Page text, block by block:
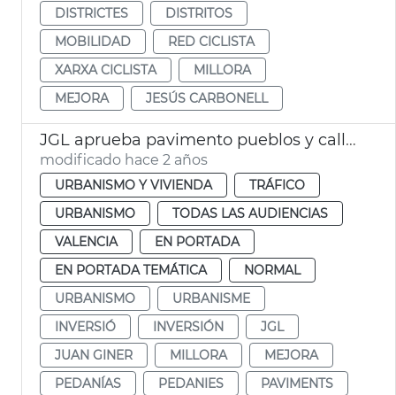
DISTRICTES
DISTRITOS
MOBILIDAD
RED CICLISTA
XARXA CICLISTA
MILLORA
MEJORA
JESÚS CARBONELL
JGL aprueba pavimento pueblos y calles València
modificado hace 2 años
URBANISMO Y VIVIENDA
TRÁFICO
URBANISMO
TODAS LAS AUDIENCIAS
VALENCIA
EN PORTADA
EN PORTADA TEMÁTICA
NORMAL
URBANISMO
URBANISME
INVERSIÓ
INVERSIÓN
JGL
JUAN GINER
MILLORA
MEJORA
PEDANÍAS
PEDANIES
PAVIMENTS